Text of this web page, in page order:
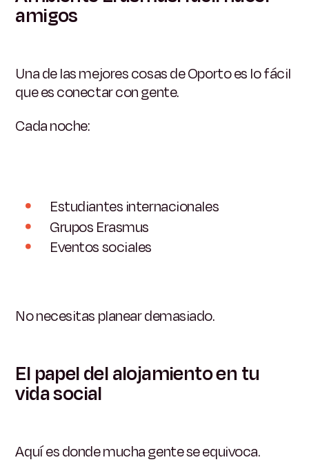
amigos
Una de las mejores cosas de Oporto es lo fácil
que es conectar con gente.
Cada noche:
Estudiantes internacionales
Grupos Erasmus
Eventos sociales
No necesitas planear demasiado.
El papel del alojamiento en tu
vida social
Aquí es donde mucha gente se equivoca.